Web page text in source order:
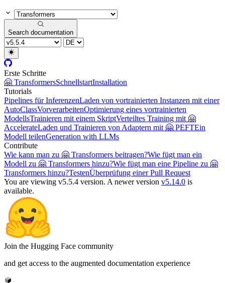
Search documentation
Erste Schritte
🤗 TransformersSchnellstartInstallation
Tutorials
Pipelines für InferenzenLaden von vortrainierten Instanzen mit einer
AutoClassVorverarbeitenOptimierung eines vortrainierten
ModellsTrainieren mit einem SkriptVerteiltes Training mit 🤗
AccelerateLaden und Trainieren von Adaptern mit 🤗 PEFTEin
Modell teilenGeneration with LLMs
Contribute
Wie kann man zu 🤗 Transformers beitragen?Wie fügt man ein
Modell zu 🤗 Transformers hinzu?Wie fügt man eine Pipeline zu 🤗
Transformers hinzu?TestenÜberprüfung einer Pull Request
You are viewing v5.5.4 version. A newer version v5.14.0 is
available.
Join the Hugging Face community
and get access to the augmented documentation experience